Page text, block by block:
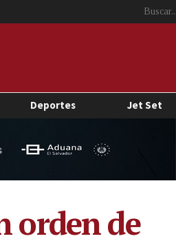
Deportes Jet Set
orden de